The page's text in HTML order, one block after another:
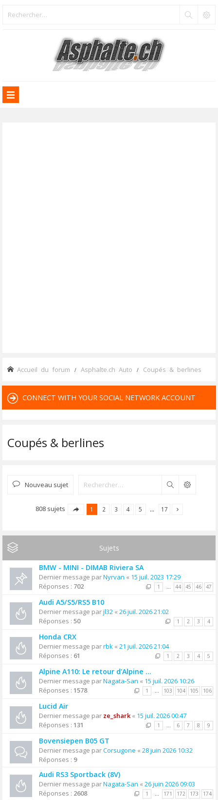
Accueil du forum Asphalte.ch Auto Coupés & berlines
CONNECT WITH YOUR SOCIAL NETWORK ACCOUNT
Coupés & berlines
Nouveau sujet Rechercher
808 sujets 1 2 3 4 5 … 17
Sujets
BMW - MINI - DIMAB Riviera SA
Dernier message parNyrvan « 15 juil. 2023 17:29
Réponses : 702 1 … 44 45 46 47
Audi A5/S5/RS5 B10
Dernier message parjl32 « 26 juil. 2026 21:02
Réponses : 50 1 2 3 4
Honda CRX
Dernier message parrbk « 21 juil. 2026 21:04
Réponses : 61 1 2 3 4 5
Alpine A110: Le retour d'Alpine ...
Dernier message parNagata-San « 15 juil. 2026 10:26
Réponses : 1578 1 … 103 104 105 106
Lucid Air
Dernier message par ze_shark« 15 juil. 2026 00:47
Réponses : 131 1 … 6 7 8 9
Bovensiepen B05 GT
Dernier message parCorsugone « 28 juin 2026 10:32
Réponses : 9
Audi RS3 Sportback (8V)
Dernier message parNagata-San « 26 juin 2026 09:03
Réponses : 2608 1 … 171 172 173 174